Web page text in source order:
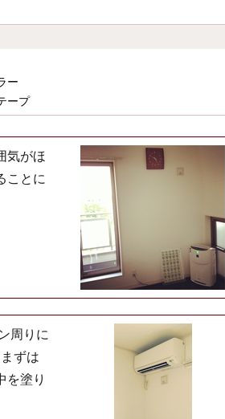
ー
ープ
気がほ
ことに
周りに
ずは
を塗り